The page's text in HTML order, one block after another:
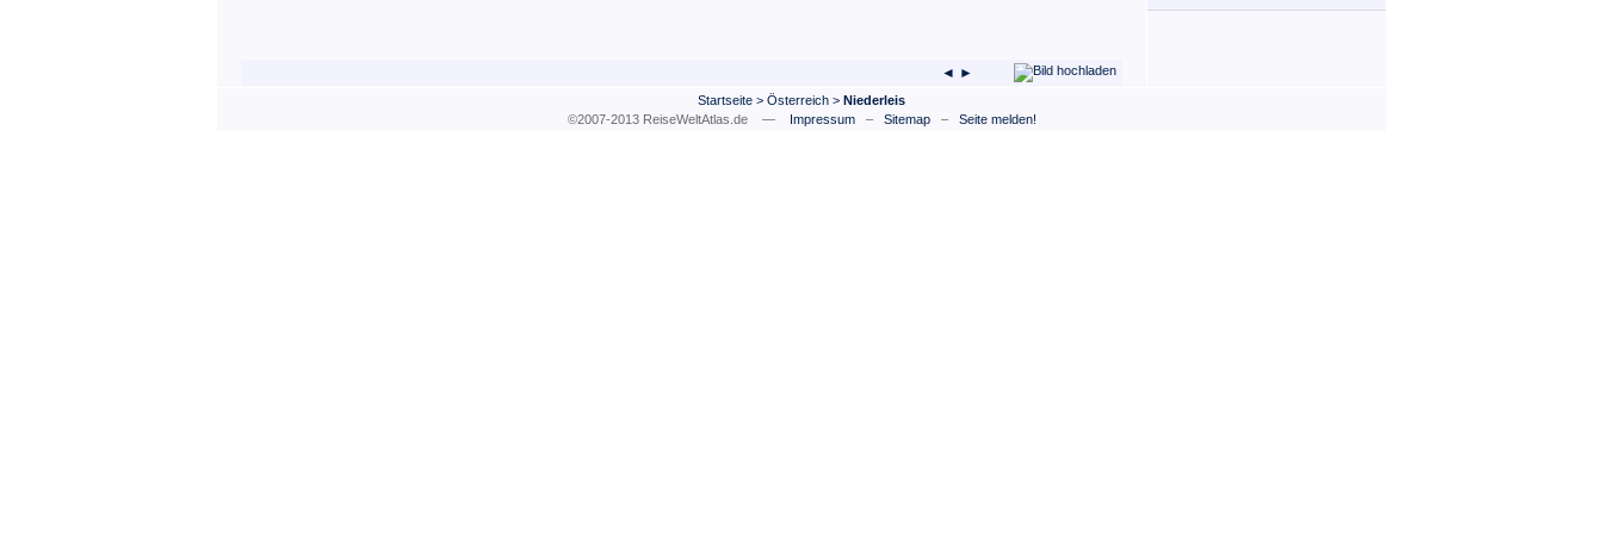
◄ ►
Startseite > Österreich > Niederleis
©2007-2013 ReiseWeltAtlas.de —
Impressum– Sitemap– Seite melden!